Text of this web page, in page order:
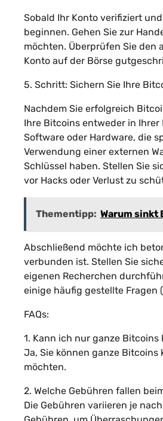
Sobald Ihr Konto verifiziert
beginnen. Gehen Sie zur
möchten. Überprüfen Sie den
Konto auf der Börse
5. Schritt: Sichern Sie Ihre
Nachdem Sie erfolgreich
Ihre Bitcoins entweder in Ihrer
Software oder Hardware, die
Verwendung einer externen
Schlüssel haben. Stellen Sie
vor Hacks oder Verlust zu
Thementipp: Warum sinkt
Abschließend möchte ich
verbunden ist. Stellen Sie
eigenen Recherchen
einige häufig gestellte Fragen
FAQs:
1. Kann ich nur ganze Bitcoins
Ja, Sie können ganze
möchten.
2. Welche Gebühren fallen
Die Gebühren variieren je